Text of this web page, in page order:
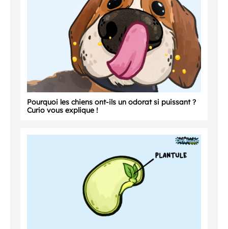
Pourquoi les chiens ont-ils un odorat si puissant ?
Curio vous explique !